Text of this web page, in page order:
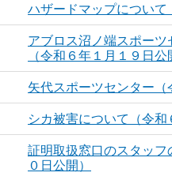
ハザードマップについて
アブロス沼ノ端スポー
（令和６年１月１９日公
矢代スポーツセンター（
シカ被害について（令和
証明取扱窓口のスタッフ
０日公開）